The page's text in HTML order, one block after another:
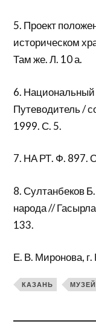
5. Проект
историческом
Там же. Л. 10 а.
6. Национальный
Путеводитель /
1999. С. 5.
7. НА РТ. Ф. 897.
8. Султанбеков
народа //
133.
Е. В. Миронова, г.
КАЗАНЬ МУЗЕЙ